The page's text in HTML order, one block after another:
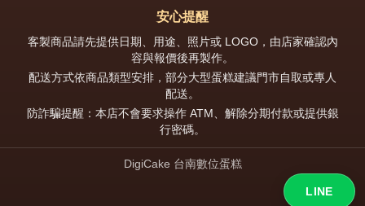
安心提醒
客製商品請先提供日期、用途、照片或 LOGO，由店家確認內
容與報價後再製作。
配送方式依商品類型安排，部分大型蛋糕建議門市自取或專人
配送。
防詐騙提醒：本店不會要求操作 ATM、解除分期付款或提供銀
行密碼。
DigiCake 台南數位蛋糕
LINE